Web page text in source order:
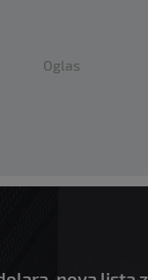
Oglas